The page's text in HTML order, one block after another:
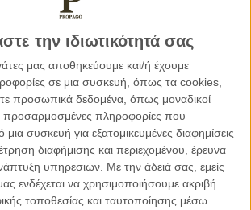
την ιδιωτικότητά σας
μας αποθηκεύουμε και/ή έχουμε
σε μια συσκευή, όπως τα cookies,
προσωπικά δεδομένα, όπως μοναδικοί
προσαρμοσμένες πληροφορίες που
συσκευή για εξατομικευμένες διαφημίσεις
διαφήμισης και περιεχομένου, έρευνα
υπηρεσιών. Με την άδειά σας, εμείς
ενδέχεται να χρησιμοποιήσουμε ακριβή
τοποθεσίας και ταυτοποίησης μέσω
Κέλλυ Καμπάκη
Καμπάκη: Η μαμά της Έμμας
γράφει για την “ισόβια καταδίκη
Πανούσης
μόνοι αθώοι